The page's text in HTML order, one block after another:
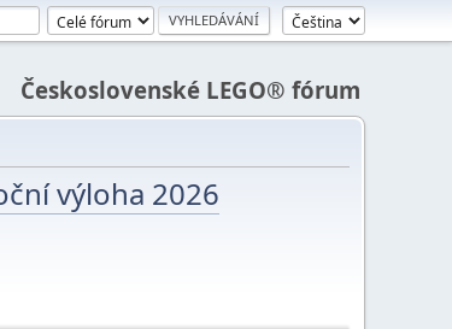
Československé LEGO® fórum
výloha 2026